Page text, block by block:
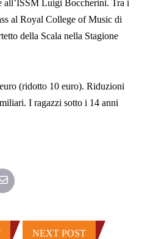
all’ISSM Luigi Boccherini. Tra i
al Royal College of Music di
della Scala nella Stagione
(ridotto 10 euro). Riduzioni
I ragazzi sotto i 14 anni
NEXT POST